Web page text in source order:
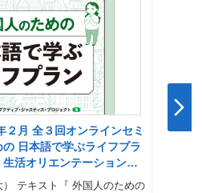
２月 全３回オンラインセミ
日本語で学ぶライフプラ
活オリエンテーション・
） テキスト『 外国人のための